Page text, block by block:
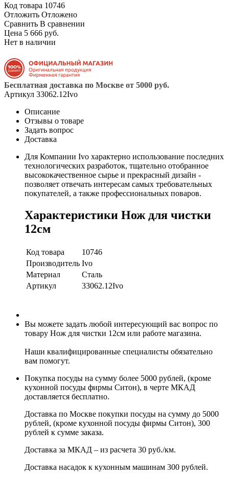
Код товара 10746
Отложить Отложено
Сравнить В сравнении
Цена 5 666 руб.
Нет в наличии
Бесплатная доставка по Москве от 5000 руб.
Артикул 33062.12Ivo
Описание
Отзывы о товаре
Задать вопрос
Доставка
Для Компании Ivo характерно использование последних
технологических разработок, тщательно отобранное
высококачественное сырье и прекрасный дизайн -
позволяет отвечать интересам самых требовательных
покупателей, а также профессиональных поваров.
Характеристики Нож для чистки
12см
Код товара
10746
Производитель Ivo
Материал
Сталь
Артикул
33062.12Ivo
Вы можете задать любой интересующий вас вопрос по
товару Нож для чистки 12см или работе магазина.
Наши квалифицированные специалисты обязательно
вам помогут.
Покупка посуды на сумму более 5000 рублей, (кроме
кухонной посуды фирмы Ситон), в черте МКАД
доставляется бесплатно.
Доставка по Москве покупки посуды на сумму до 5000
рублей, (кроме кухонной посуды фирмы Ситон), 300
рублей к сумме заказа.
Доставка за МКАД – из расчета 30 руб./км.
Доставка насадок к кухонным машинам 300 рублей.